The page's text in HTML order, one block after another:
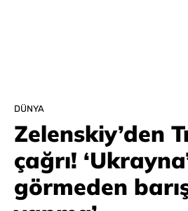
DÜNYA
Zelenskiy’den
çağrı!
görmeden